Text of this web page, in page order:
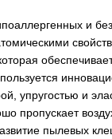
и
упругостью и
пропускает
пылевых